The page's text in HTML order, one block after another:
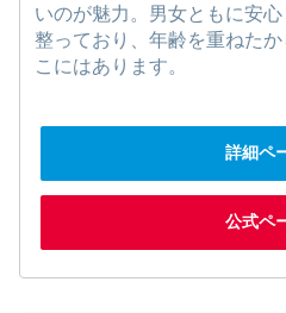
いのが魅力。男女ともに安
整っており、年齢を重ねた
こにはあります。
詳細ペ
公式ペ